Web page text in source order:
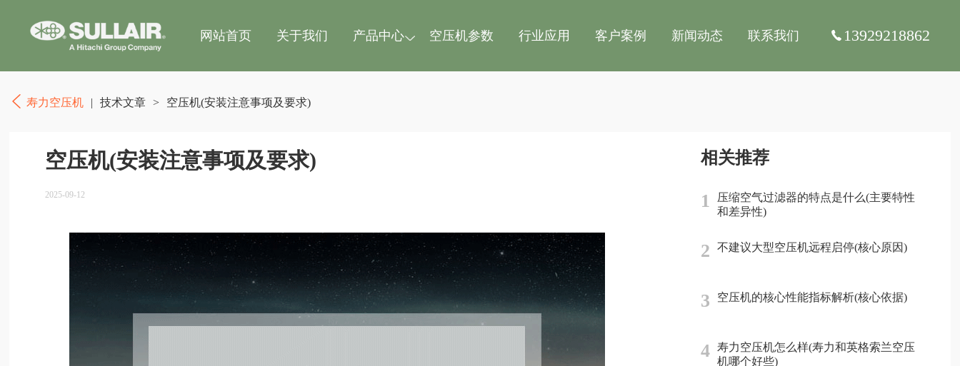
网站首页 关于我们 产品中心 空压机参数 行业应用 客户案例 新闻动态 联系我们 13929218862
寿力空压机 | 技术文章 > 空压机(安装注意事项及要求)
空压机(安装注意事项及要求)
2025-09-12
相关推荐
1
压缩空气过滤器的特点是什么(主要特性
和差异性)
2 不建议大型空压机远程启停(核心原因)
3 空压机的核心性能指标解析(核心依据)
4
寿力空压机怎么样(寿力和英格索兰空压
机哪个好些)